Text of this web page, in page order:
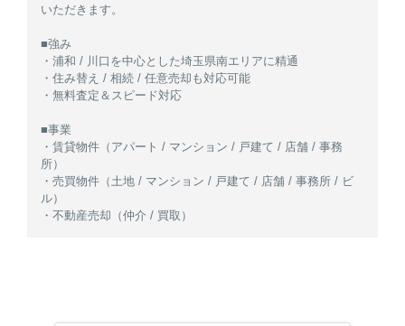
いただきます。
■強み
・浦和 / 川口を中心とした埼玉県南エリアに精通
・住み替え / 相続 / 任意売却も対応可能
・無料査定＆スピード対応
■事業
・賃貸物件（アパート / マンション / 戸建て / 店舗 / 事務
所）
・売買物件（土地 / マンション / 戸建て / 店舗 / 事務所 / ビ
ル）
・不動産売却（仲介 / 買取）